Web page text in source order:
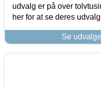
udvalg er på over
her for at se deres
Se